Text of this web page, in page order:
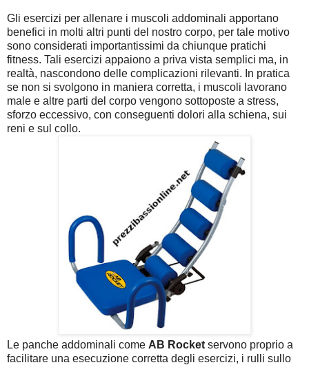
Gli esercizi per allenare i muscoli addominali apportano
benefici in molti altri punti del nostro corpo, per tale motivo
sono considerati importantissimi da chiunque pratichi
fitness. Tali esercizi appaiono a priva vista semplici ma, in
realtà, nascondono delle complicazioni rilevanti. In pratica
se non si svolgono in maniera corretta, i muscoli lavorano
male e altre parti del corpo vengono sottoposte a stress,
sforzo eccessivo, con conseguenti dolori alla schiena, sui
reni e sul collo.
Le panche addominali come AB Rocket servono proprio a
facilitare una esecuzione corretta degli esercizi, i rulli sullo